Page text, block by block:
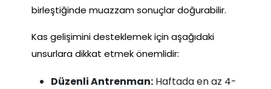
birleştiğinde muazzam sonuçlar doğurabilir.
Kas gelişimini desteklemek için aşağıdaki
unsurlara dikkat etmek önemlidir:
Düzenli Antrenman: Haftada en az 4-